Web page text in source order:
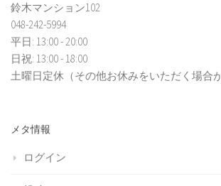
鈴木マンション102
048-242-5994
平日: 13:00 - 20:00
日祝: 13:00 - 18:00
土曜日定休（その他お休みをいただく場合
メタ情報
ログイン